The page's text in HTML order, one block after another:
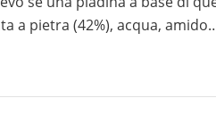
(difosfato disodico,
lievitante: bicarbonato di